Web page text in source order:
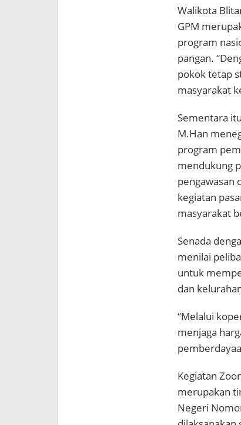
Walikota
GPM
program
pangan.
pokok tetap
masyarakat
Sementara
M.Han
program
mendukung
pengawasan
kegiatan
masyarakat
Senada
menilai
untuk
dan
“Melalui
menjaga
Kegiatan
merupakan
Negeri